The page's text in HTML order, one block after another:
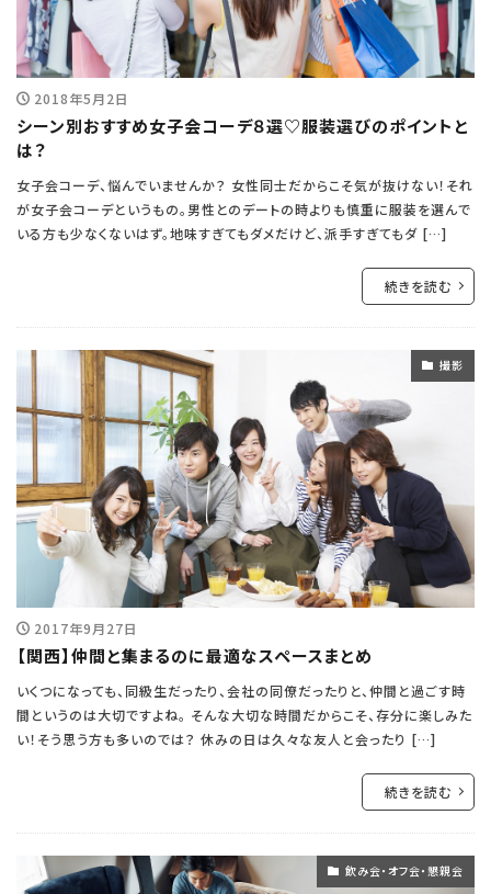
2018年5月2日
シーン別おすすめ女子会コーデ８選♡服装選びのポイントと
は？
女子会コーデ、悩んでいませんか？ 女性同士だからこそ気が抜けない！それ
が女子会コーデというもの。男性とのデートの時よりも慎重に服装を選んで
いる方も少なくないはず。地味すぎてもダメだけど、派手すぎてもダ […]
続きを読む
撮影
2017年9月27日
【関西】仲間と集まるのに最適なスペースまとめ
いくつになっても、同級生だったり、会社の同僚だったりと、仲間と過ごす時
間というのは大切ですよね。 そんな大切な時間だからこそ、存分に楽しみた
い！そう思う方も多いのでは？ 休みの日は久々な友人と会ったり […]
続きを読む
飲み会・オフ会・懇親会